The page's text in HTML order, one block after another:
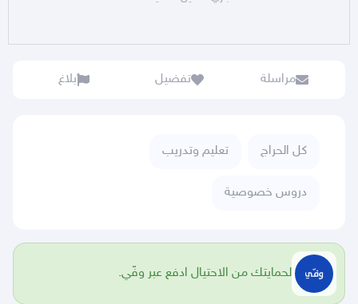
مراسلة تفضيل بلاغ
كل الحراج تعليم وتدريب
دروس خصوصية
لحمايتك من الاحتيال ادفع عبر وفّي.